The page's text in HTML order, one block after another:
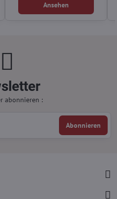
Ansehen
abonnieren :
Abonnieren